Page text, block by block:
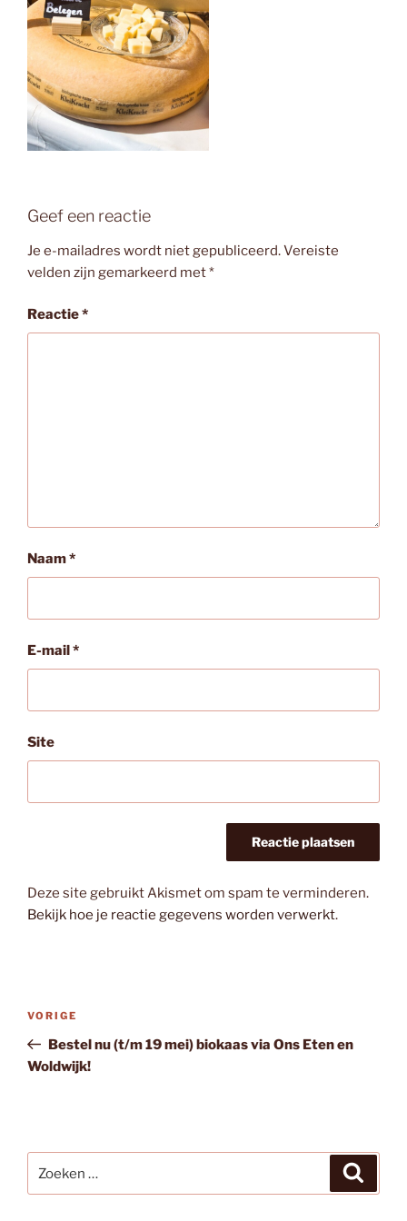
Geef een reactie
Je e-mailadres wordt niet gepubliceerd.Vereiste
velden zijn gemarkeerd met*
Reactie*
Naam*
E-mail*
Site
Deze site gebruikt Akismet om spam te verminderen.
Bekijk hoe je reactie gegevens worden verwerkt.
Vorig
bericht
VORIGE
Bestel nu (t/m 19 mei) biokaas via Ons Eten en
Woldwijk!
naar: